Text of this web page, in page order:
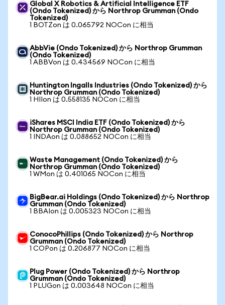
Global X Robotics & Artificial Intelligence ETF
(Ondo Tokenized) から Northrop Grumman (Ondo
Tokenized)
1 BOTZon は 0.065792 NOCon に相当
AbbVie (Ondo Tokenized) から Northrop Grumman
(Ondo Tokenized)
1 ABBVon は 0.434569 NOCon に相当
Huntington Ingalls Industries (Ondo Tokenized) から
Northrop Grumman (Ondo Tokenized)
1 HIIon は 0.558135 NOCon に相当
iShares MSCI India ETF (Ondo Tokenized) から
Northrop Grumman (Ondo Tokenized)
1 INDAon は 0.088652 NOCon に相当
Waste Management (Ondo Tokenized) から
Northrop Grumman (Ondo Tokenized)
1 WMon は 0.401065 NOCon に相当
BigBear.ai Holdings (Ondo Tokenized) から Northrop
Grumman (Ondo Tokenized)
1 BBAIon は 0.005323 NOCon に相当
ConocoPhillips (Ondo Tokenized) から Northrop
Grumman (Ondo Tokenized)
1 COPon は 0.206877 NOCon に相当
Plug Power (Ondo Tokenized) から Northrop
Grumman (Ondo Tokenized)
1 PLUGon は 0.003648 NOCon に相当